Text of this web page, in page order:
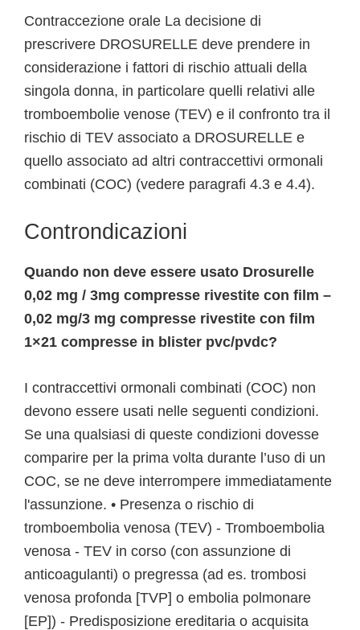
Contraccezione orale La decisione di
prescrivere DROSURELLE deve prendere in
considerazione i fattori di rischio attuali della
singola donna, in particolare quelli relativi alle
tromboembolie venose (TEV) e il confronto tra il
rischio di TEV associato a DROSURELLE e
quello associato ad altri contraccettivi ormonali
combinati (COC) (vedere paragrafi 4.3 e 4.4).
Controndicazioni
Quando non deve essere usato Drosurelle
0,02 mg / 3mg compresse rivestite con film –
0,02 mg/3 mg compresse rivestite con film
1×21 compresse in blister pvc/pvdc?
I contraccettivi ormonali combinati (COC) non
devono essere usati nelle seguenti condizioni.
Se una qualsiasi di queste condizioni dovesse
comparire per la prima volta durante l’uso di un
COC, se ne deve interrompere immediatamente
l'assunzione. • Presenza o rischio di
tromboembolia venosa (TEV) - Tromboembolia
venosa - TEV in corso (con assunzione di
anticoagulanti) o pregressa (ad es. trombosi
venosa profonda [TVP] o embolia polmonare
[EP]) - Predisposizione ereditaria o acquisita